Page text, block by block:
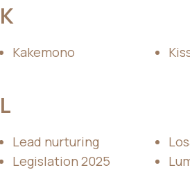
K
Kakemono
L
Lead nurturing
Legislation 2025